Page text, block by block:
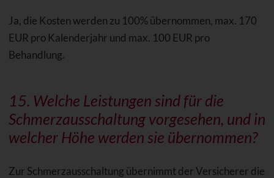
Ja, die Kosten werden zu 100% übernommen, max. 170
EUR pro Kalenderjahr und max. 100 EUR pro
Behandlung.
15. Welche Leistungen sind für die
Schmerzausschaltung vorgesehen, und in
welcher Höhe werden sie übernommen?
Zur Schmerzausschaltung übernimmt der Versicherer die